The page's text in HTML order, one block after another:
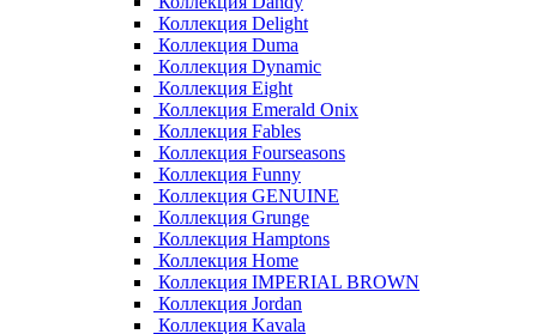
Коллекция Delight
Коллекция Duma
Коллекция Dynamic
Коллекция Eight
Коллекция Emerald Onix
Коллекция Fables
Коллекция Fourseasons
Коллекция Funny
Коллекция GENUINE
Коллекция Grunge
Коллекция Hamptons
Коллекция Home
Коллекция IMPERIAL BROWN
Коллекция Jordan
Коллекция Kavala